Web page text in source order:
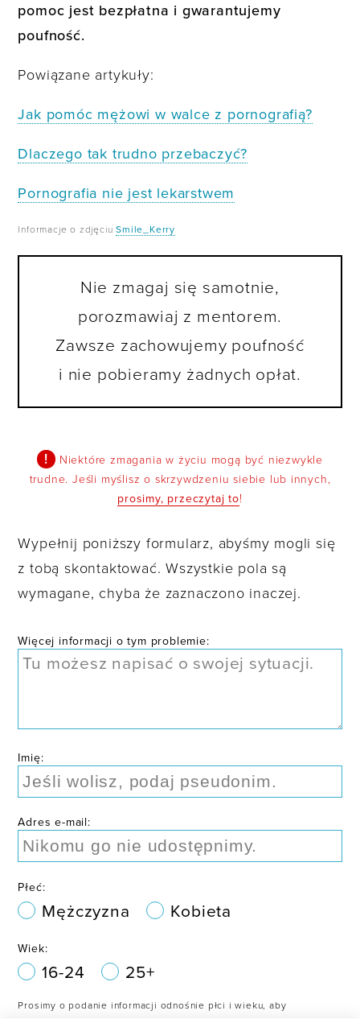
pomoc jest bezpłatna i gwarantujemy
poufność.
Powiązane artykuły:
Jak pomóc mężowi w walce z pornografią?
Dlaczego tak trudno przebaczyć?
Pornografia nie jest lekarstwem
Informacje o zdjęciuSmile_Kerry
Nie zmagaj się samotnie,
porozmawiaj z mentorem.
Zawsze zachowujemy poufność
i nie pobieramy żadnych opłat.
Niektóre zmagania w życiu mogą być niezwykle
trudne. Jeśli myślisz o skrzywdzeniu siebie lub innych,
prosimy, przeczytaj to!
Wypełnij poniższy formularz, abyśmy mogli się
z tobą skontaktować. Wszystkie pola są
wymagane, chyba że zaznaczono inaczej.
Więcej informacji o tym problemie:
Imię:
Adres e-mail:
Płeć:
Mężczyzna Kobieta
Wiek:
16-24 25+
Prosimy o podanie informacji odnośnie płci i wieku, aby